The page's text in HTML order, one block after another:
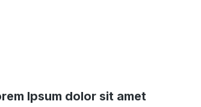
Ipsum dolor sit amet